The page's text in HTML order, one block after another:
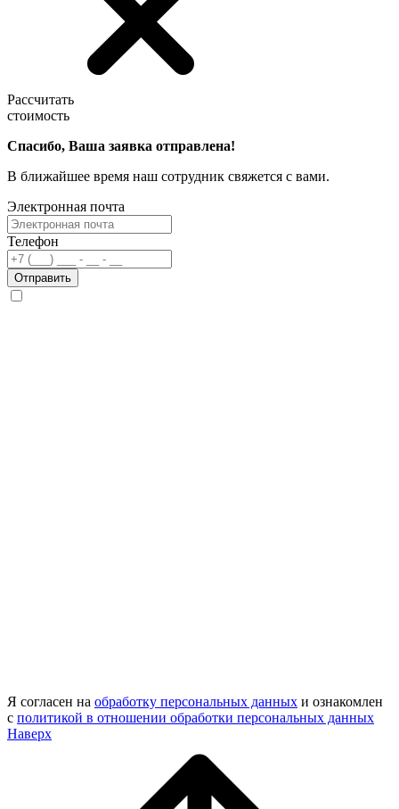
Рассчитать
стоимость
Спасибо, Ваша заявка отправлена!
В ближайшее время наш сотрудник свяжется с вами.
Электронная почта
Телефон
Отправить
Я согласен на обработку персональных данных и ознакомлен
с политикой в отношении обработки персональных данных
Наверх